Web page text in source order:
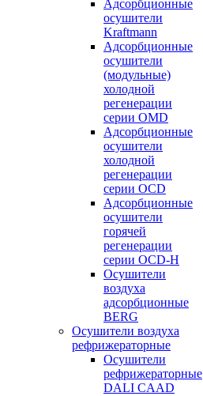
Адсорбционные
осушители
Kraftmann
Адсорбционные
осушители
(модульные)
холодной
регенерации
серии OMD
Адсорбционные
осушители
холодной
регенерации
серии OCD
Адсорбционные
осушители
горячей
регенерации
серии OСD-H
Осушители
воздуха
адсорбционные
BERG
Осушители воздуха
рефрижераторные
Осушители
рефрижераторные
DALI CAAD